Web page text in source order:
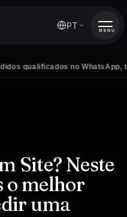
no WhatsApp, todos os
PT MENU
Site? Neste
o melhor
uma